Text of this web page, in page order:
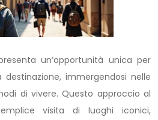
un’opportunità unica per
destinazione, immergendosi nelle
di vivere. Questo approccio al
visita di luoghi iconici,